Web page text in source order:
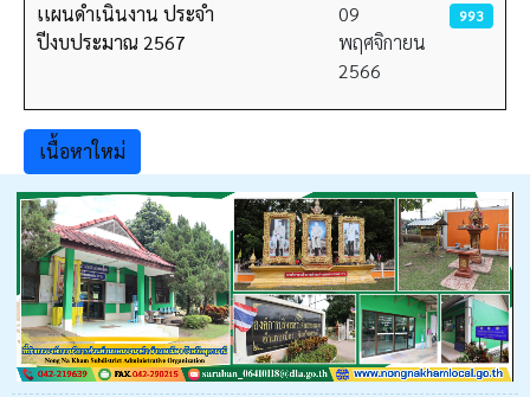
เเผนดำเนินงาน ประจำ
ปีงบประมาณ 2567
09
พฤศจิกายน
2566
993
เนื้อหาใหม่